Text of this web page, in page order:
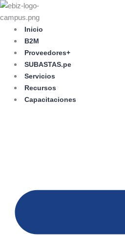
Skip
to
content
Inicio
B2M
Proveedores+
SUBASTAS.pe
Servicios
Recursos
Capacitaciones